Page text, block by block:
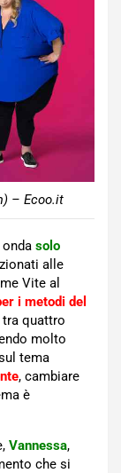
– Ecoo.it
solo
alle
Vite al
i metodi del
tra quattro
molto
tema
, cambiare
è
Vannessa,
che si